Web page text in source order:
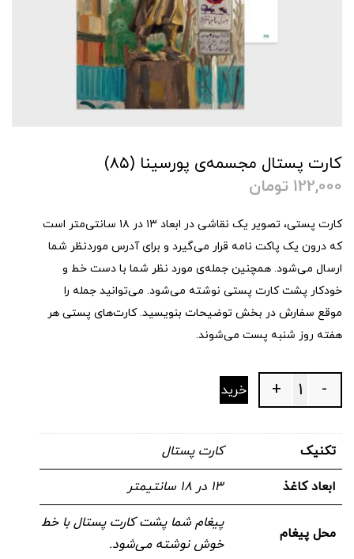
کارت پستال مجسمه‌ی پورسینا (۸۵)
122,000 تومان
کارت پستی، تصویر یک نقاشی در ابعاد ۱۳ در ۱۸ سانتی‌متر است
که درون یک پاکت نامه قرار می‌گیرد و برای آدرس موردنظر شما
ارسال می‌شود. همچنین جمله‌ی مورد نظر شما با دست خط و
خودکار پشت کارت پستی نوشته می‌شود. می‌توانید جمله را
موقع سفارش در بخش توضیحات بنویسید. کارت‌های پستی هر
هفته روز شنبه پست می‌شوند.
Quantity -
+ خرید
تکنیک کارت پستال
ابعاد کاغذ ۱۳ در ۱۸ سانتیمتر
محل پیغام
پیغام شما پشت کارت پستال با خط
خوش نوشته می‌شود.